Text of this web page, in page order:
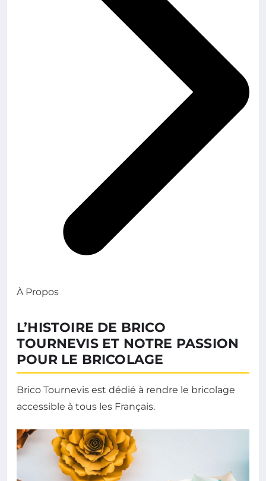
À Propos
L’HISTOIRE DE BRICO
TOURNEVIS ET NOTRE PASSION
POUR LE BRICOLAGE
Brico Tournevis est dédié à rendre le bricolage
accessible à tous les Français.